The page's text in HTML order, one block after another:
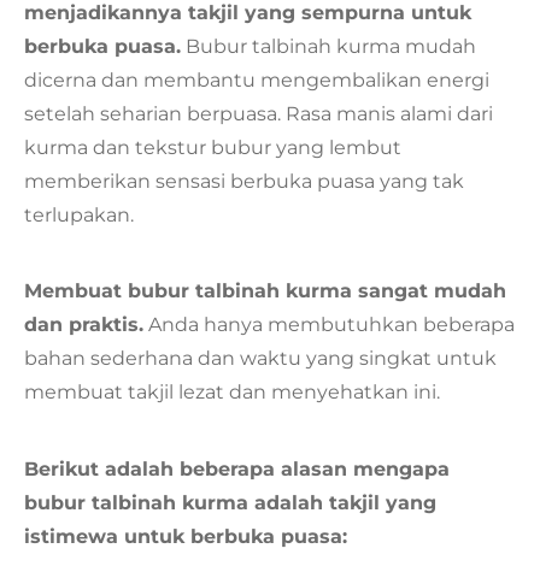
menjadikannya takjil yang sempurna untuk
berbuka puasa. Bubur talbinah kurma mudah
dicerna dan membantu mengembalikan energi
setelah seharian berpuasa. Rasa manis alami dari
kurma dan tekstur bubur yang lembut
memberikan sensasi berbuka puasa yang tak
terlupakan.
Membuat bubur talbinah kurma sangat mudah
dan praktis. Anda hanya membutuhkan beberapa
bahan sederhana dan waktu yang singkat untuk
membuat takjil lezat dan menyehatkan ini.
Berikut adalah beberapa alasan mengapa
bubur talbinah kurma adalah takjil yang
istimewa untuk berbuka puasa: